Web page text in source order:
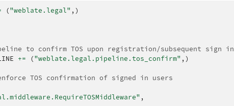
("weblate.legal" ,)
to confirm TOS upon registration/subsequent sign in
+= ("weblate.legal.pipeline.tos_confirm" ,)
TOS confirmation of signed in users
,